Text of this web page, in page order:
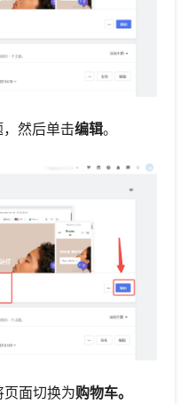
，然后单击编辑。
面切换为购物车。